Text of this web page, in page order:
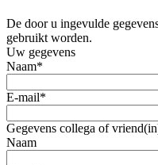
De door u ingevulde
gebruikt worden.
Uw gegevens
Naam*
E-mail*
Gegevens collega of
Naam